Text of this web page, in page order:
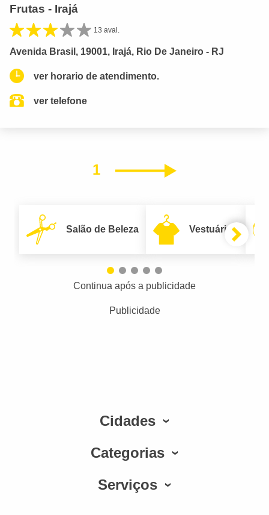
Frutas - Irajá
13 aval.
Avenida Brasil, 19001, Irajá, Rio De Janeiro - RJ
ver horario de atendimento.
ver telefone
1 Próximo
Salão de Beleza Vestuário
Continua após a publicidade
Publicidade
Cidades
Categorias
Serviços